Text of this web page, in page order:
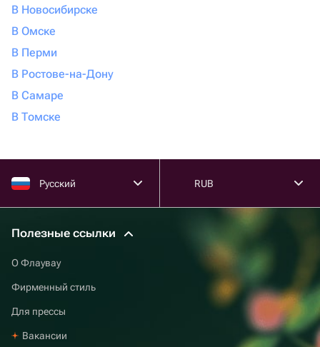
В Новосибирске
В Омске
В Перми
В Ростове-на-Дону
В Самаре
В Томске
Русский RUB
Полезные ссылки
О Флаувау
Фирменный стиль
Для прессы
Вакансии